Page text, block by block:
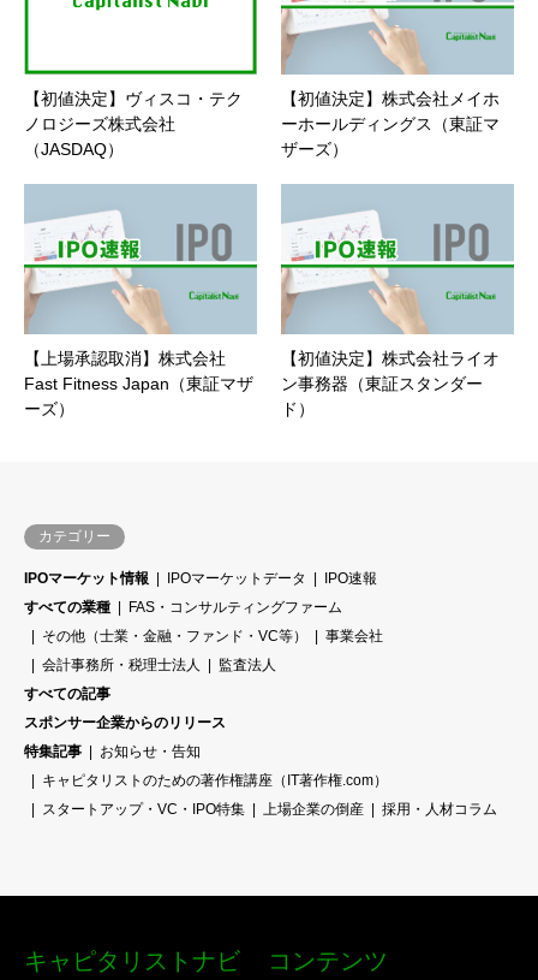
【初値決定】ヴィスコ・テク
ノロジーズ株式会社
（JASDAQ）
【初値決定】株式会社メイホ
ーホールディングス（東証マ
ザーズ）
【上場承認取消】株式会社
Fast Fitness Japan（東証マザ
ーズ）
【初値決定】株式会社ライオ
ン事務器（東証スタンダー
ド）
カテゴリー
IPOマーケット情報 IPOマーケットデータ
IPO速報
すべての業種
FAS・コンサルティングファーム
その他（士業・金融・ファンド・VC等）
事業会社
会計事務所・税理士法人
監査法人
すべての記事
スポンサー企業からのリリース
特集記事
お知らせ・告知
キャピタリストのための著作権講座（IT著作権.com）
スタートアップ・VC・IPO特集
上場企業の倒産 採用・人材コラム
キャピタリストナビ
コンテンツ